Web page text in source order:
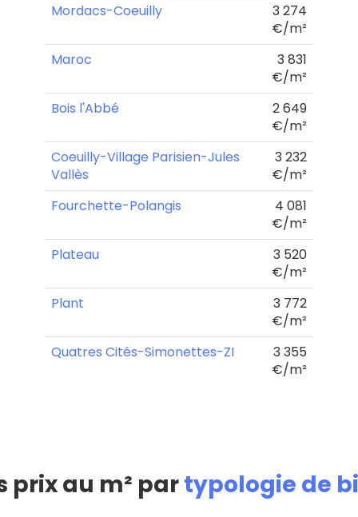
Mordacs-Coeuilly
3 274
€/m²
Maroc
3 831
€/m²
Bois l'Abbé
2 649
€/m²
Coeuilly-Village Parisien-Jules
Vallès
3 232
€/m²
Fourchette-Polangis
4 081
€/m²
Plateau
3 520
€/m²
Plant
3 772
€/m²
Quatres Cités-Simonettes-ZI
3 355
€/m²
prix au m² partypologie de